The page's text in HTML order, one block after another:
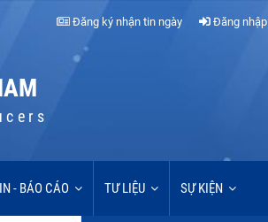
Đăng ký nhận tin ngày Đăng nhập
- BÁO CÁO TƯ LIỆU SỰ KIỆN